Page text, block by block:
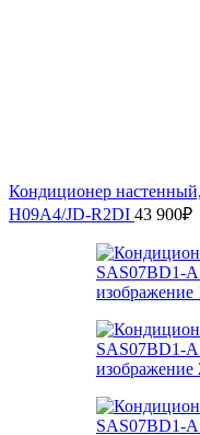
Кондиционер
H09A4/JD-R2DI 43 900₽